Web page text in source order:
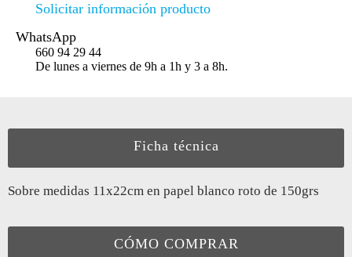
Solicitar información producto
WhatsApp
660 94 29 44
De lunes a viernes de 9h a 1h y 3 a 8h.
Ficha técnica
Sobre medidas 11x22cm en papel blanco roto de 150grs
CÓMO COMPRAR